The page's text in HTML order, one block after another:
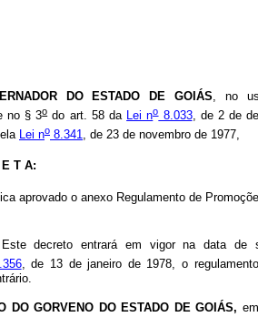
DO ESTADO DE GOIÁS , no
no § 3odo art. 58 da Lei no8.033, de 2 de
Lei no 8.341, de 23 de novembro de 1977,
E T A:
aprovado o anexo Regulamento de
decreto entrará em vigor na data de
, de 13 de janeiro de 1978, o
DO GORVENO DO ESTADO DE GOIÁS,